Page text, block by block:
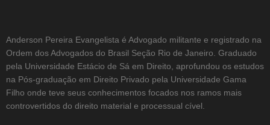
Anderson Pereira Evangelista é Advogado militante e registrado na
Ordem dos Advogados do Brasil Seção Rio de Janeiro. Graduado
pela Universidade Estácio de Sá em Direito, aprofundou os estudos
na Pós-graduação em Direito Privado pela Universidade Gama
Filho onde teve seus conhecimentos focados nos ramos mais
controvertidos do direito material e processual cível.